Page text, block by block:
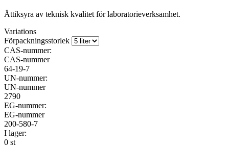
Ättiksyra av teknisk kvalitet för laboratorieverksamhet.
Variations
Förpackningsstorlek
CAS-nummer:
CAS-nummer
64-19-7
UN-nummer:
UN-nummer
2790
EG-nummer:
EG-nummer
200-580-7
I lager:
0 st